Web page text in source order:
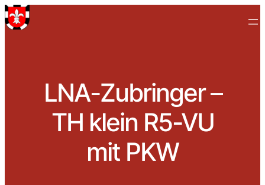
LNA-Zubringer –
TH klein R5-VU
mit PKW